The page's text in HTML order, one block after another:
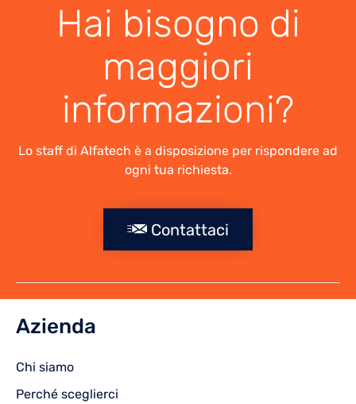
Hai bisogno di
maggiori
informazioni?
Lo staff di Alfatech è a disposizione per rispondere ad
ogni tua richiesta.
Contattaci
Azienda
Chi siamo
Perché sceglierci